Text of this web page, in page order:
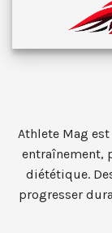
Athlete Mag
entraînement,
diététique.
progresser